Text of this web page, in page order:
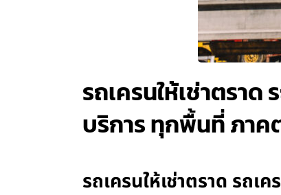
รถเครนให้เช่าตราด
บริการ ทุกพื้นที่ ภาค
รถเครนให้เช่าตราด รถ